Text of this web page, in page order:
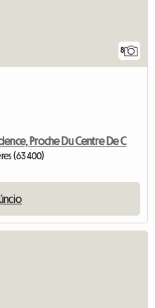
8
Proche Du Centre De C
(63400)